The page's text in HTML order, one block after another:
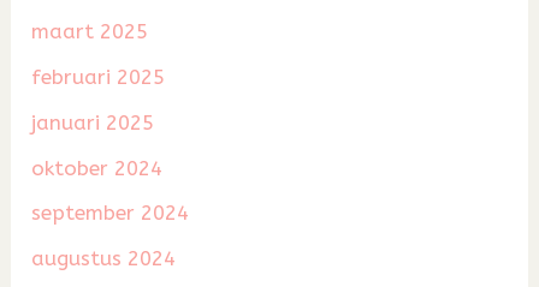
maart 2025
februari 2025
januari 2025
oktober 2024
september 2024
augustus 2024